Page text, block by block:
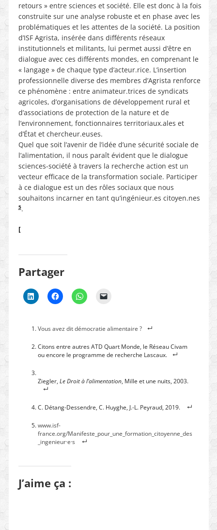
retours » entre sciences et société. Elle est donc à la fois
construite sur une analyse robuste et en phase avec les
problématiques et les attentes de la société. La position
d’ISF Agrista, insérée dans différents réseaux
institutionnels et militants, lui permet aussi d’être en
dialogue avec ces différents mondes, en comprenant le
« langage » de chaque type d’acteur.rice. L’insertion
professionnelle diverse des membres d’Agrista renforce
ce phénomène : entre animateur.trices de syndicats
agricoles, d’organisations de développement rural et
d’associations de protection de la nature et de
l’environnement, fonctionnaires territoriaux.ales et
d’État et chercheur.euses.
Quel que soit l’avenir de l’idée d’une sécurité sociale de
l’alimentation, il nous paraît évident que le dialogue
sciences-société à travers la recherche action est un
vecteur efficace de la transformation sociale. Participer
à ce dialogue est un des rôles sociaux que nous
souhaitons incarner en tant qu’ingénieur.es citoyen.nes
5.
[
Partager
Vous avez dit démocratie alimentaire ?
Citons entre autres ATD Quart Monde, le Réseau Civam
ou encore le programme de recherche Lascaux.
Ziegler, Le Droit à l’alimentation, Mille et une nuits, 2003.
C. Détang-Dessendre, C. Huyghe, J.-L. Peyraud, 2019.
www.isf-
france.org/Manifeste_pour_une_formation_citoyenne_des
_ingenieur·e·s
J’aime ça :